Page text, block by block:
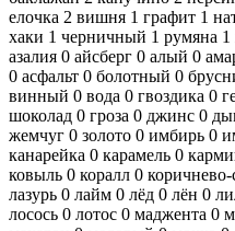
елочка 2 вишня 1 графит 1
хаки 1 черничный 1 румяна 1
азалия 0 айсберг 0 алый 0
0 асфальт 0 болотный 0
винный 0 вода 0 гвоздика 0
шоколад 0 гроза 0 джинс 0
жемчуг 0 золото 0 имбирь 0
канарейка 0 карамель 0
ковыль 0 коралл 0
лазурь 0 лайм 0 лёд 0 лён 0
лосось 0 лотос 0 маджента 0